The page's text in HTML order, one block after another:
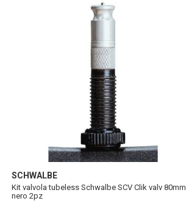
SCHWALBE
Kit valvola tubeless Schwalbe SCV Clik valv 80mm
nero 2pz